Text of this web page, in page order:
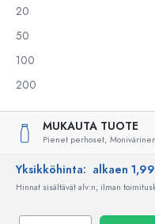
20
50
100
200
MUKAUTA TUOTE
Pienet perhoset, Monivärinen
Yksikköhinta: alkaen
Hinnat sisältävät alv:n, ilman